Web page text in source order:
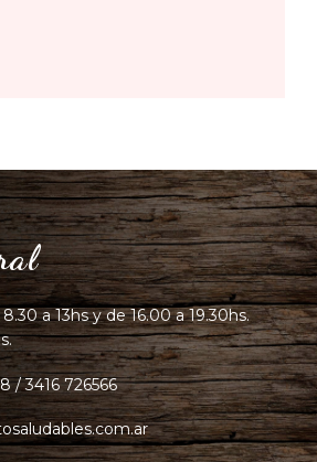
a 13hs y de 16.00 a 19.30hs.
/ 3416 726566